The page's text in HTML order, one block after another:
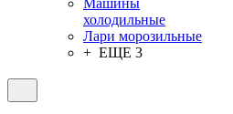
Машины
холодильные
Лари морозильные
+ ЕЩЕ 3